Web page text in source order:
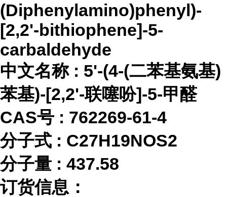
(Diphenylamino)phenyl)-
[2,2'-bithiophene]-5-
carbaldehyde
中文名称 : 5'-(4-(二苯基氨基)
苯基)-[2,2'-联噻吩]-5-甲醛
CAS号 : 762269-61-4
分子式 : C27H19NOS2
分子量 : 437.58
订货信息：